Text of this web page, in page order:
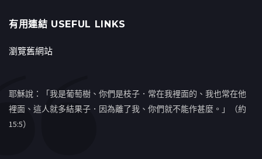
有用連結 USEFUL LINKS
瀏覽舊網站
耶穌說：「我是葡萄樹、你們是枝子．常在我裡面的、我也常在他
裡面、這人就多結果子．因為離了我、你們就不能作甚麼。」（約
15:5）